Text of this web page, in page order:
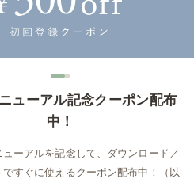
ューアル記念クーポン配布
中！
ーアルを記念して、ダウンロード／
すぐに使えるクーポン配布中！（以